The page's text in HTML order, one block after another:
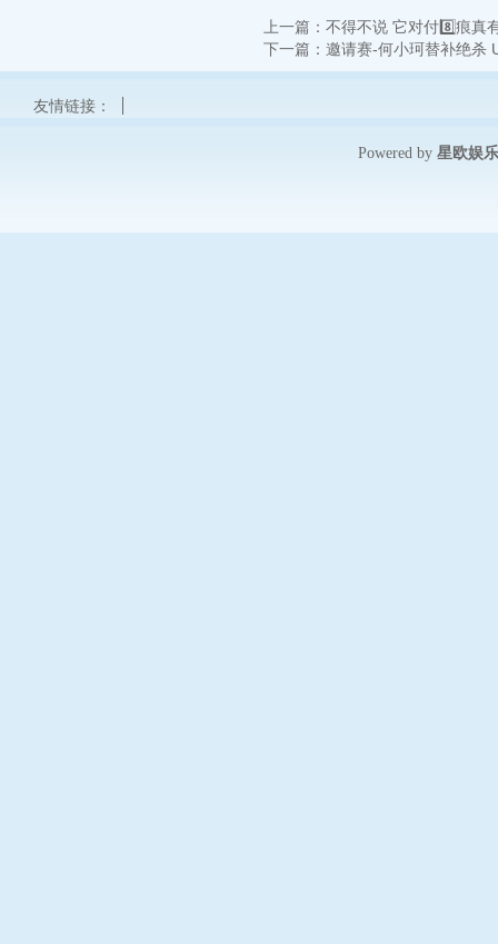
上一篇： 不得不说 它对付8️⃣痕真
下一篇： 邀请赛-何小珂替补绝杀
友情链接：
Powered by 星欧娱乐